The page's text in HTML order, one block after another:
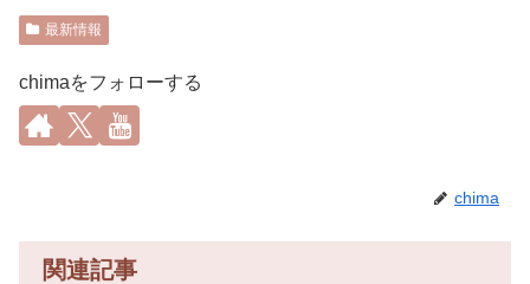
最新情報
chimaをフォローする
chima
関連記事